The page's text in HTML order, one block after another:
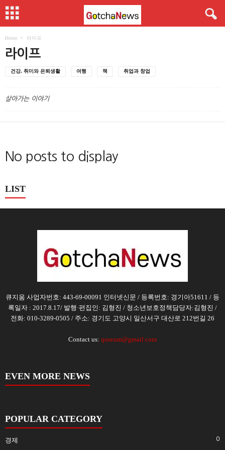
Home 라이프
라이프
건강, 취미와 은퇴생활 여행 책 취업과 창업
살아가는 이야기
No posts to display
LIST
큐지움 사업자번호: 443-69-00091 인터넷신문 / 등록번호: 경기아51611 / 등
록일자 : 2017.8.17/ 발행·편집인: 김형진 / 청소년보호정책담당자:김형진 /
전화: 010-3289-0505 / 주소: 경기도 고양시 일산서구 대산로 212번길 26
Contact us: quseum@gmail.com
EVEN MORE NEWS
POPULAR CATEGORY
경제 0